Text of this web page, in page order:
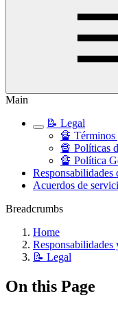
Main
📝 Legal
🔏 Términos
🔏 Políticas
🔏 Política
Responsabilidades
Acuerdos de
Breadcrumbs
Home
📝 Legal
On this Page